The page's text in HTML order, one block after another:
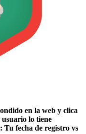
en la web y clica
lo tiene
Tu fecha de registro vs